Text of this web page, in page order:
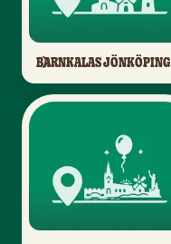
BARNKALAS JÖNKÖPING